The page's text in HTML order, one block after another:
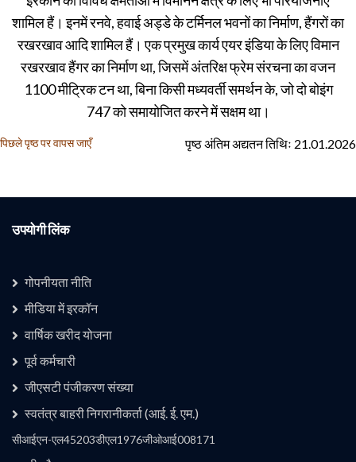
शामिल हैं। इनमें रनवे, हवाई अड्डे के टर्मिनल भवनों का निर्माण, हैंगरों का
रखरखाव आदि शामिल हैं। एक प्रमुख कार्य एयर इंडिया के लिए विमान
रखरखाव हैंगर का निर्माण था, जिसमें अंतरिक्ष फ्रेम संरचना का वजन
1100 मीट्रिक टन था, बिना किसी मध्यवर्ती समर्थन के, जो दो बोइंग
747 को समायोजित करने में सक्षम था।
पिछले पृष्ठ पर वापस जाएँ पृष्ठ अंतिम अद्यतन तिथिः 21.01.2026
उपयोगी लिंक
गोपनीयता नीति
मीडिया में इरकॉन
वार्षिक खरीद योजना
उपयोगी लिंक 1
पूर्व कर्मचारी
जीएसटी पंजीकरण संख्या
स्वतंत्र बाहरी निगरानीकर्ता (आई. ई. एम.)
कंपनी
सीआईएन-एल45203डीएल1976जीओआई008171